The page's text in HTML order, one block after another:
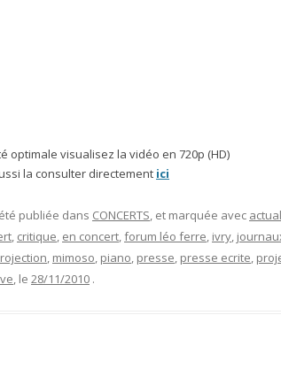
optimale visualisez la vidéo en 720p (HD)
la consulter directement ici
publiée dans CONCERTS, et marquée avec
, critique, en concert,forum léo ferre, ivry,
, mimoso, piano, presse, presse ecrite,
, le 28/11/2010 .